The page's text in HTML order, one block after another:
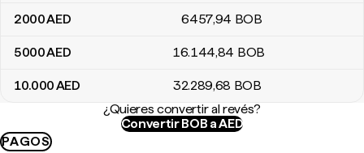
2000AED 6457,94 BOB
5000AED 16.144,84 BOB
10.000AED 32.289,68 BOB
¿Quieres convertir al revés?
Convertir BOB a AED
PAGOS